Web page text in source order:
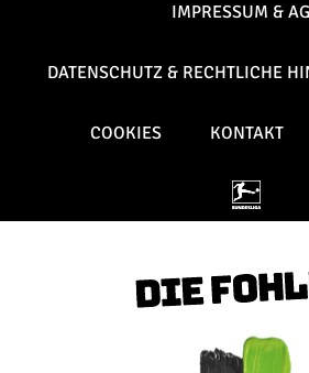
IMPRESSUM &
DATENSCHUTZ & RECHTLICHE
COOKIES KONTAKT